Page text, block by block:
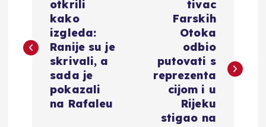
v
otkrili
kako
izgleda:
Ranije su je
skrivali, a
sada je
pokazali
na Rafaleu
tivac
Farskih
Otoka
odbio
putovati s
reprezenta
cijom i u
Rijeku
stigao na